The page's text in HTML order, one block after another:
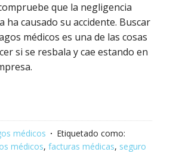
que la negligencia
ha causado su accidente. Buscar
médicos es una de las cosas
si se resbala y cae estando en
médicos
Etiquetado como:
médicos, facturas médicas, seguro